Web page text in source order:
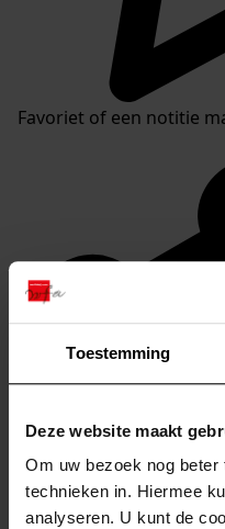
Toestemming
Deze website maakt
Om uw bezoek nog
technieken in. Hiermee
analyseren. U kunt de
Favoriet of een notitie